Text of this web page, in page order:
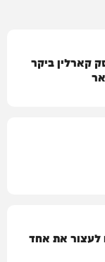
קארלין ביקר
לעצור את אחד